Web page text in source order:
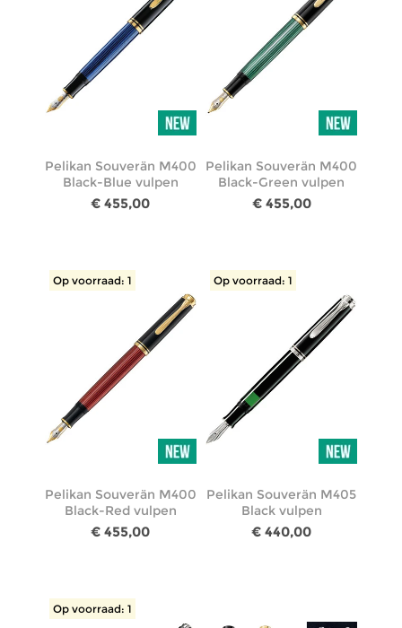
Pelikan Souverän M400
Black-Blue vulpen
€ 455,00
Pelikan Souverän M400
Black-Green vulpen
€ 455,00
Op voorraad: 1
Pelikan Souverän M400
Black-Red vulpen
€ 455,00
Op voorraad: 1
Pelikan Souverän M405
Black vulpen
€ 440,00
Op voorraad: 1